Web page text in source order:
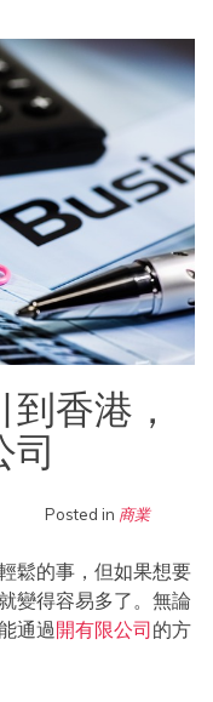
香港，
司
Posted in 商業
鬆的事，但如果想要
變得容易多了。無論
通過開有限公司的方